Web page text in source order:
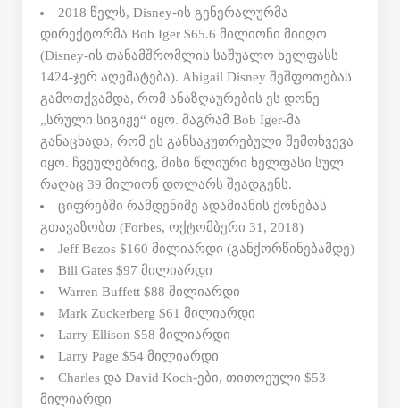
2018 წელს, Disney-ის გენერალურმა
დირექტორმა Bob Iger $65.6 მილიონი მიიღო
(Disney-ის თანამშრომლის საშუალო ხელფასს
1424-ჯერ აღემატება). Abigail Disney შეშფოთებას
გამოთქვამდა, რომ ანაზღაურების ეს დონე
„სრული სიგიჟე“ იყო. მაგრამ Bob Iger-მა
განაცხადა, რომ ეს განსაკუთრებული შემთხვევა
იყო. ჩვეულებრივ, მისი წლიური ხელფასი სულ
რაღაც 39 მილიონ დოლარს შეადგენს.
ციფრებში რამდენიმე ადამიანის ქონებას
გთავაზობთ (Forbes, ოქტომბერი 31, 2018)
Jeff Bezos $160 მილიარდი (განქორწინებამდე)
Bill Gates $97 მილიარდი
Warren Buffett $88 მილიარდი
Mark Zuckerberg $61 მილიარდი
Larry Ellison $58 მილიარდი
Larry Page $54 მილიარდი
Charles და David Koch-ები, თითოეული $53
მილიარდი